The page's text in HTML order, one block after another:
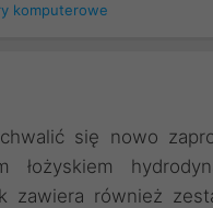
komputerowe
się nowo
łożyskiem
zawiera również